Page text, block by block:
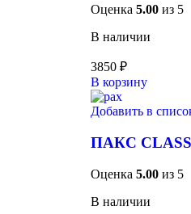
Оценка 5.00 из 5
В наличии
3850 ₽
В корзину
Добавить в
ПАКС
Оценка 5.00 из 5
В наличии